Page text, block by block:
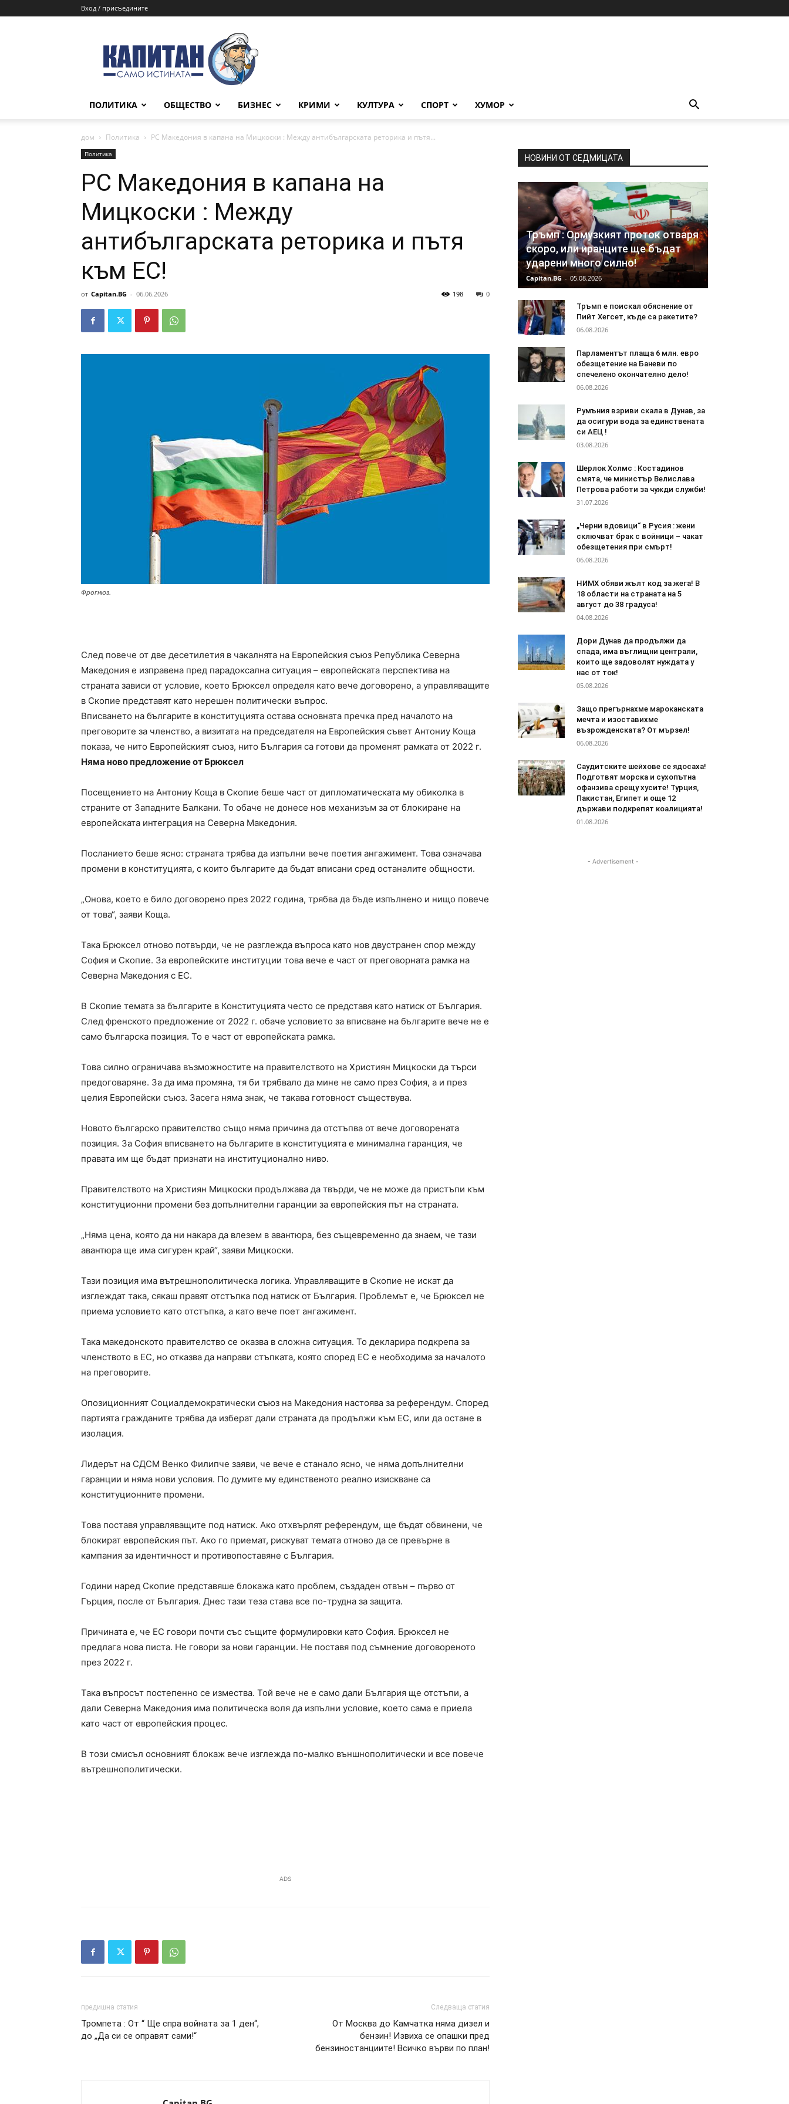
Вход / присъедините
ПОЛИТИКА ОБЩЕСТВО БИЗНЕС КРИМИ КУЛТУРА СПОРТ ХУМОР
дом Политика РС Македония в капана на Мицкоски : Между антибългарската реторика и пътя...
Политика
РС Македония в капана на
Мицкоски : Между
антибългарската реторика и пътя
към ЕС!
от Capitan.BG - 06.06.2026 0
198
Фрогнюз.
След повече от две десетилетия в чакалнята на Европейския съюз Република Северна
Македония е изправена пред парадоксална ситуация – европейската перспектива на
страната зависи от условие, което Брюксел определя като вече договорено, а управляващите
в Скопие представят като нерешен политически въпрос.
Вписването на българите в конституцията остава основната пречка пред началото на
преговорите за членство, а визитата на председателя на Европейския съвет Антониу Коща
показа, че нито Европейският съюз, нито България са готови да променят рамката от 2022 г.
Няма ново предложение от Брюксел
Посещението на Антониу Коща в Скопие беше част от дипломатическата му обиколка в
страните от Западните Балкани. То обаче не донесе нов механизъм за от блокиране на
европейската интеграция на Северна Македония.
Посланието беше ясно: страната трябва да изпълни вече поетия ангажимент. Това означава
промени в конституцията, с които българите да бъдат вписани сред останалите общности.
„Онова, което е било договорено през 2022 година, трябва да бъде изпълнено и нищо повече
от това“, заяви Коща.
Така Брюксел отново потвърди, че не разглежда въпроса като нов двустранен спор между
София и Скопие. За европейските институции това вече е част от преговорната рамка на
Северна Македония с ЕС.
В Скопие темата за българите в Конституцията често се представя като натиск от България.
След френското предложение от 2022 г. обаче условието за вписване на българите вече не е
само българска позиция. То е част от европейската рамка.
Това силно ограничава възможностите на правителството на Християн Мицкоски да търси
предоговаряне. За да има промяна, тя би трябвало да мине не само през София, а и през
целия Европейски съюз. Засега няма знак, че такава готовност съществува.
Новото българско правителство също няма причина да отстъпва от вече договорената
позиция. За София вписването на българите в конституцията е минимална гаранция, че
правата им ще бъдат признати на институционално ниво.
Правителството на Християн Мицкоски продължава да твърди, че не може да пристъпи към
конституционни промени без допълнителни гаранции за европейския път на страната.
„Няма цена, която да ни накара да влезем в авантюра, без същевременно да знаем, че тази
авантюра ще има сигурен край“, заяви Мицкоски.
Тази позиция има вътрешнополитическа логика. Управляващите в Скопие не искат да
изглеждат така, сякаш правят отстъпка под натиск от България. Проблемът е, че Брюксел не
приема условието като отстъпка, а като вече поет ангажимент.
Така македонското правителство се оказва в сложна ситуация. То декларира подкрепа за
членството в ЕС, но отказва да направи стъпката, която според ЕС е необходима за началото
на преговорите.
Опозиционният Социалдемократически съюз на Македония настоява за референдум. Според
партията гражданите трябва да изберат дали страната да продължи към ЕС, или да остане в
изолация.
Лидерът на СДСМ Венко Филипче заяви, че вече е станало ясно, че няма допълнителни
гаранции и няма нови условия. По думите му единственото реално изискване са
конституционните промени.
Това поставя управляващите под натиск. Ако отхвърлят референдум, ще бъдат обвинени, че
блокират европейския път. Ако го приемат, рискуват темата отново да се превърне в
кампания за идентичност и противопоставяне с България.
Години наред Скопие представяше блокажа като проблем, създаден отвън – първо от
Гърция, после от България. Днес тази теза става все по-трудна за защита.
Причината е, че ЕС говори почти със същите формулировки като София. Брюксел не
предлага нова писта. Не говори за нови гаранции. Не поставя под съмнение договореното
през 2022 г.
Така въпросът постепенно се измества. Той вече не е само дали България ще отстъпи, а
дали Северна Македония има политическа воля да изпълни условие, което сама е приела
като част от европейския процес.
В този смисъл основният блокаж вече изглежда по-малко външнополитически и все повече
вътрешнополитически.
ADS
предишна статия
Тромпета : От “ Ще спра войната за 1 ден“,
до „Да си се оправят сами!“
Следваща статия
От Москва до Камчатка няма дизел и
бензин! Извиха се опашки пред
бензиностанциите! Всичко върви по план!
НОВИНИ ОТ СЕДМИЦАТА
Тръмп : Ормузкият проток отваря
скоро, или иранците ще бъдат
ударени много силно!
Capitan.BG - 05.08.2026
Тръмп е поискал обяснение от
Пийт Хегсет, къде са ракетите?
06.08.2026
Парламентът плаща 6 млн. евро
обезщетение на Баневи по
спечелено окончателно дело!
06.08.2026
Румъния взриви скала в Дунав, за
да осигури вода за единствената
си АЕЦ !
03.08.2026
Шерлок Холмс : Костадинов
смята, че министър Велислава
Петрова работи за чужди служби!
31.07.2026
„Черни вдовици“ в Русия : жени
сключват брак с войници – чакат
обезщетения при смърт!
06.08.2026
НИМХ обяви жълт код за жега! В
18 области на страната на 5
август до 38 градуса!
04.08.2026
Дори Дунав да продължи да
спада, има въглищни централи,
които ще задоволят нуждата у
нас от ток!
05.08.2026
Защо прегърнахме мароканската
мечта и изоставихме
възрожденската? От мързел!
06.08.2026
Саудитските шейхове се ядосаха!
Подготвят морска и сухопътна
офанзива срещу хусите! Турция,
Пакистан, Египет и още 12
държави подкрепят коалицията!
01.08.2026
- Advertisement -